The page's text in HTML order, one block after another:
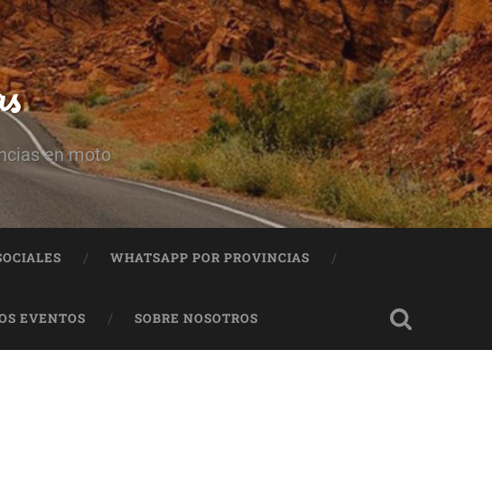
en moto
WHATSAPP POR PROVINCIAS
EVENTOS SOBRE NOSOTROS